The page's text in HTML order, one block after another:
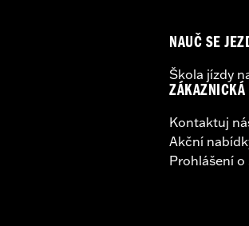
NAUČ SE
Škola jízdy
ZÁKAZNICKÁ
Kontaktuj
Akční
Prohlášení o